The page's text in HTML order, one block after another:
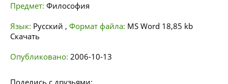
Предмет: Философия
Язык: Русский , Формат файла: MS Word 18,85 kb
Скачать
Опубликовано: 2006-10-13
Поделись с друзьями: